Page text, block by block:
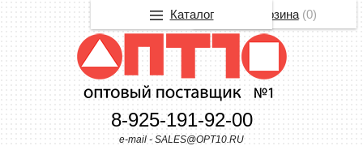
8-925-191-92-00
e-mail - SALES@OPT10.RU
Корзина(0)
Каталог